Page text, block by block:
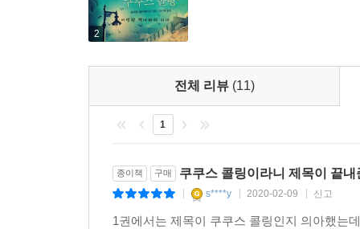
한번 손에 잡으면 놓을 수 없을 만큼 흡인력 강
구성까지. 《쿠쿠스 콜링》을 읽어나가다 보면
언론사 서평
모델, 래퍼, 패션디자이너 들의 화려한 생활과 어
2
전체 리뷰 (11)
1
종이책 구매 쿠쿠스 콜링이라니 제목이 끝내
s****y 2020-02-09 신고
1권에서는 제목이 쿠쿠스 콜링인지 의아했는